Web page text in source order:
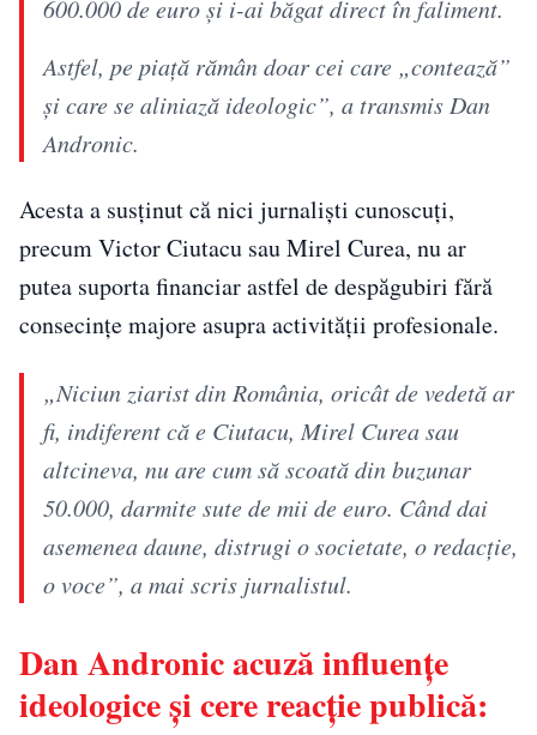
600.000 de euro și i-ai băgat direct în faliment.
Astfel, pe piață rămân doar cei care „contează”
și care se aliniază ideologic”, a transmis Dan
Andronic.
Acesta a susținut că nici jurnaliști cunoscuți,
precum Victor Ciutacu sau Mirel Curea, nu ar
putea suporta financiar astfel de despăgubiri fără
consecințe majore asupra activității profesionale.
„Niciun ziarist din România, oricât de vedetă ar
fi, indiferent că e Ciutacu, Mirel Curea sau
altcineva, nu are cum să scoată din buzunar
50.000, darmite sute de mii de euro. Când dai
asemenea daune, distrugi o societate, o redacție,
o voce”, a mai scris jurnalistul.
Dan Andronic acuză influențe
ideologice și cere reacție publică: